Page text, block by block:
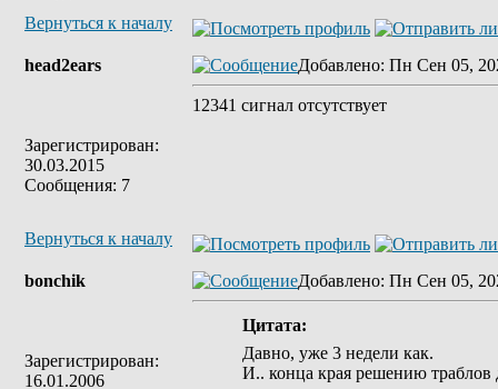
Вернуться к началу
head2ears
Зарегистрирован:
30.03.2015
Сообщения: 7
Добавлено: Пн Сен 05,
12341 сигнал отсутствует
Вернуться к началу
bonchik
Зарегистрирован:
16.01.2006
Добавлено: Пн Сен 05,
Цитата:
Давно, уже 3 недели как.
И.. конца края решению траблов